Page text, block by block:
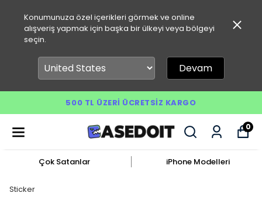
Konumunuza özel içerikleri görmek ve online
alışveriş yapmak için başka bir ülkeyi veya bölgeyi
seçin.
Devam
500 TL ÜZERI ÜCRETSIZ KARGO
0
Çok Satanlar iPhone Modelleri
Sticker